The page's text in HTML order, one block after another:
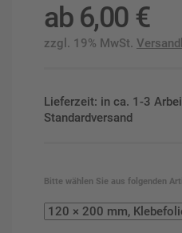
ab 6,00 €
zzgl. 19% MwSt.
Lieferzeit: in ca. 1-3
Standardversand
Bitte wählen Sie aus folgenden